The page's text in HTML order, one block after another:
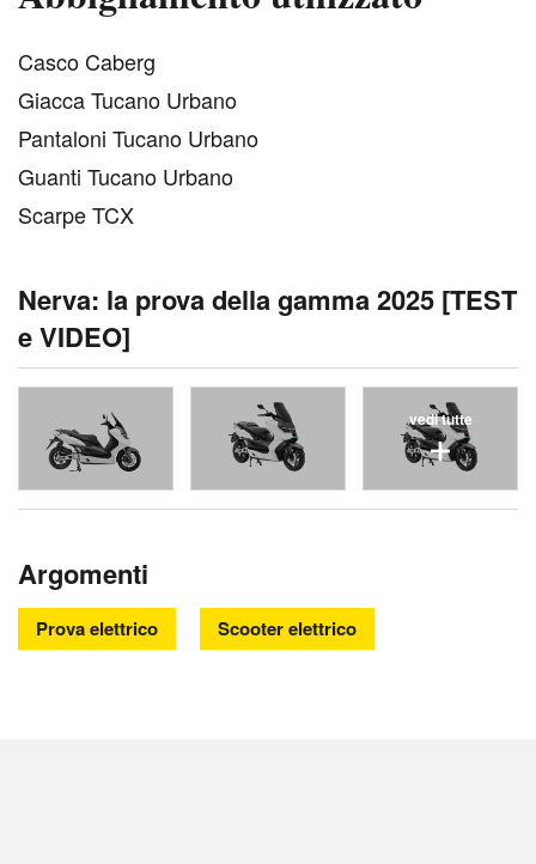
Casco Caberg
Giacca Tucano Urbano
Pantaloni Tucano Urbano
Guanti Tucano Urbano
Scarpe TCX
Nerva: la prova della gamma 2025 [TEST
e VIDEO]
vedi tutte
Argomenti
Prova elettrico Scooter elettrico